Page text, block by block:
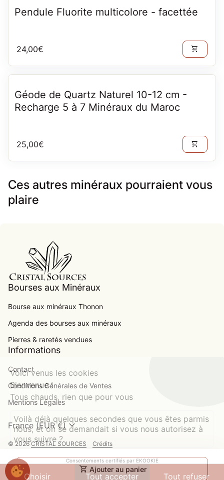
shopping_cart Ajouter au panier
Pendule Fluorite multicolore - facettée
Prix normal
24,00€ shopping_cart
Géode de Quartz Naturel 10-12 cm -
Recharge 5 à 7 Minéraux du Maroc
Prix normal
25,00€ shopping_cart
Ces autres minéraux pourraient vous
plaire
Bourses aux Minéraux
Bourse aux minéraux Thonon
Agenda des bourses aux minéraux
Pierres & raretés vendues
Informations
Contact
Conditions Générales de Ventes
Mentions Légales
France (EUR €)expand_more
© 2026CRISTAL SOURCES Crédits
Modes de paiement
Voici venus les cookies
Bienvenue !
Tous chauds, rien que pour vous
Voilà déjà quelques secondes que vous êtes parmis
nous, et on se demandait si vous nous autorisez à
vous suivre ?
Consentements certifiés par EKOOKIE
Choisir Tout accepter Tout refuser